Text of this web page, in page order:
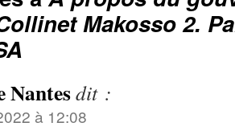
Makosso 2.
Nantesdit :
à 12:08